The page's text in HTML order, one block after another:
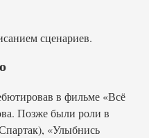
сценариев.
в фильме «Всё
Позже были роли в
«Улыбнись